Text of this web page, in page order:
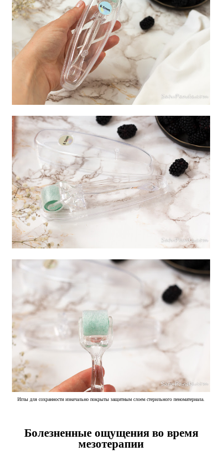
Иглы для сохранности изначально покрыты защитным слоем стерильного пеноматериала.
Болезненные ощущения во время
мезотерапии